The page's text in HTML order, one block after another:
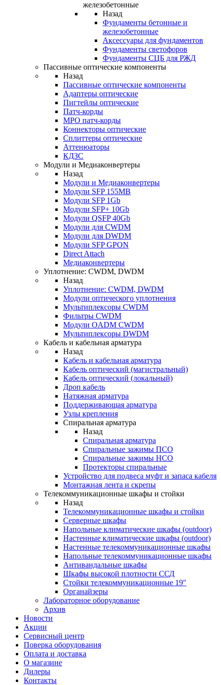
железобетонные
Назад
Фундаменты бетонные и
железобетонные
Аксессуары для фундаментов
Фундаменты светофоров
Фундаменты СЦБ для РЖД
Пассивные оптические компоненты
Назад
Пассивные оптические компоненты
Адаптеры оптические
Пигтейлы оптические
Патч-корды
MPO патч-корды
Коннекторы оптические
Сплиттеры оптические
Аттенюаторы
КДЗС
Модули и Медиаконвертеры
Назад
Модули и Медиаконвертеры
Модули SFP 155MB
Модули SFP 1Gb
Модули SFP+ 10Gb
Модули QSFP 40Gb
Модули для CWDM
Модули для DWDM
Модули SFP GPON
Direct Attach
Медиаконвертеры
Уплотнение: CWDM, DWDM
Назад
Уплотнение: CWDM, DWDM
Модули оптического уплотнения
Мультиплексоры CWDM
Фильтры CWDM
Модули OADM CWDM
Мультиплексоры DWDM
Кабель и кабельная арматура
Назад
Кабель и кабельная арматура
Кабель оптический (магистральный)
Кабель оптический (локальный)
Дроп кабель
Натяжная арматура
Поддерживающая арматура
Узлы крепления
Спиральная арматура
Назад
Спиральная арматура
Спиральные зажимы ПСО
Спиральные зажимы НСО
Протекторы спиральные
Устройство для подвеса муфт и запаса кабеля
Монтажная лента и скрепы
Телекоммуникационные шкафы и стойки
Назад
Телекоммуникационные шкафы и стойки
Серверные шкафы
Напольные климатические шкафы (outdoor)
Настенные климатические шкафы (outdoor)
Настенные телекоммуникационные шкафы
Напольные телекоммуникационные шкафы
Антивандальные шкафы
Шкафы высокой плотности ССД
Стойки телекоммуникационные 19"
Органайзеры
Лабораторное оборудование
Архив
Новости
Акции
Сервисный центр
Поверка оборудования
Оплата и доставка
О магазине
Дилеры
Контакты